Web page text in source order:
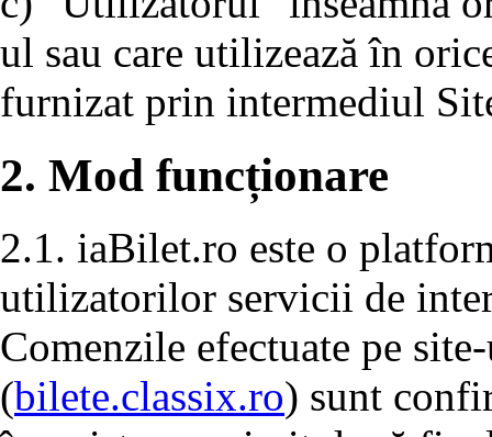
ul sau care utilizează în
furnizat prin intermediul
2. Mod funcționare
2.1. iaBilet.ro este o
utilizatorilor servicii de
Comenzile efectuate pe
(bilete.classix.ro) sunt